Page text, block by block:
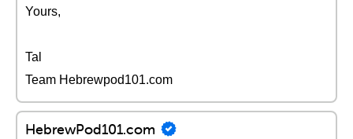
Yours,
Tal
Team Hebrewpod101.com
HebrewPod101.com